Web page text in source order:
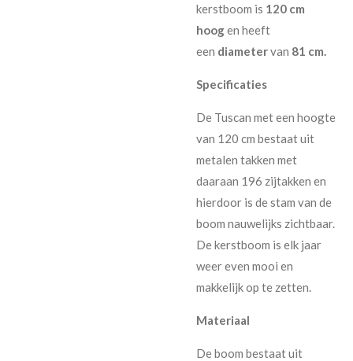
kerstboom is 120 cm
hoogen heeft
een diametervan 81 cm.
Specificaties
De Tuscan met een hoogte
van 120 cm bestaat uit
metalen takken met
daaraan 196 zijtakken en
hierdoor is de stam van de
boom nauwelijks zichtbaar.
De kerstboom is elk jaar
weer even mooi en
makkelijk op te zetten.
Materiaal
De boom bestaat uit